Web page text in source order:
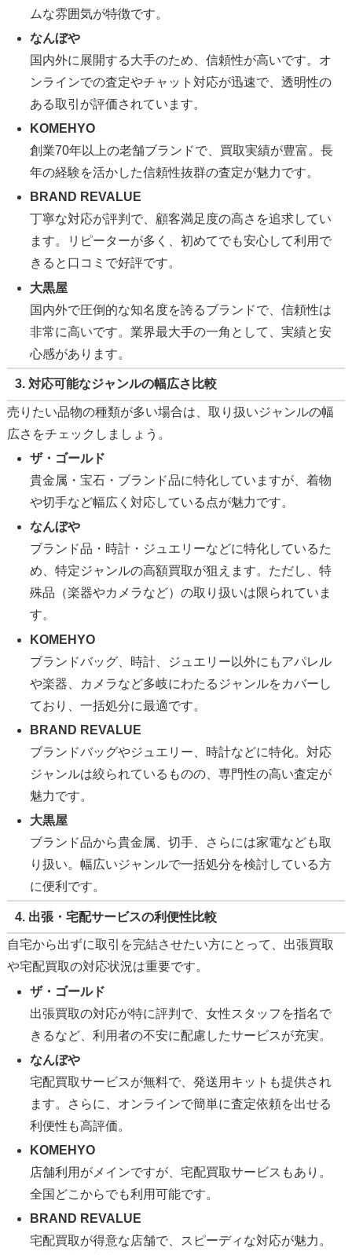
ムな雰囲気が特徴です。
なんぼや
国内外に展開する大手のため、信頼性が高いです。オ
ンラインでの査定やチャット対応が迅速で、透明性の
ある取引が評価されています。
KOMEHYO
創業70年以上の老舗ブランドで、買取実績が豊富。長
年の経験を活かした信頼性抜群の査定が魅力です。
BRAND REVALUE
丁寧な対応が評判で、顧客満足度の高さを追求してい
ます。リピーターが多く、初めてでも安心して利用で
きると口コミで好評です。
大黒屋
国内外で圧倒的な知名度を誇るブランドで、信頼性は
非常に高いです。業界最大手の一角として、実績と安
心感があります。
3. 対応可能なジャンルの幅広さ比較
売りたい品物の種類が多い場合は、取り扱いジャンルの幅
広さをチェックしましょう。
ザ・ゴールド
貴金属・宝石・ブランド品に特化していますが、着物
や切手など幅広く対応している点が魅力です。
なんぼや
ブランド品・時計・ジュエリーなどに特化しているた
め、特定ジャンルの高額買取が狙えます。ただし、特
殊品（楽器やカメラなど）の取り扱いは限られていま
す。
KOMEHYO
ブランドバッグ、時計、ジュエリー以外にもアパレル
や楽器、カメラなど多岐にわたるジャンルをカバーし
ており、一括処分に最適です。
BRAND REVALUE
ブランドバッグやジュエリー、時計などに特化。対応
ジャンルは絞られているものの、専門性の高い査定が
魅力です。
大黒屋
ブランド品から貴金属、切手、さらには家電なども取
り扱い。幅広いジャンルで一括処分を検討している方
に便利です。
4. 出張・宅配サービスの利便性比較
自宅から出ずに取引を完結させたい方にとって、出張買取
や宅配買取の対応状況は重要です。
ザ・ゴールド
出張買取の対応が特に評判で、女性スタッフを指名で
きるなど、利用者の不安に配慮したサービスが充実。
なんぼや
宅配買取サービスが無料で、発送用キットも提供され
ます。さらに、オンラインで簡単に査定依頼を出せる
利便性も高評価。
KOMEHYO
店舗利用がメインですが、宅配買取サービスもあり。
全国どこからでも利用可能です。
BRAND REVALUE
宅配買取が得意な店舗で、スピーディな対応が魅力。